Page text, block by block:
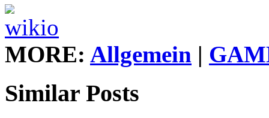
MORE: Allgemein |
Similar Posts